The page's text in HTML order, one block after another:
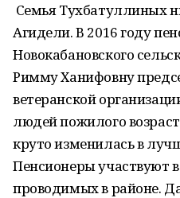
Семья Тухбатуллиных
Агидели. В 2016 году
Новокабановского
Римму Ханифовну
ветеранской
людей пожилого
круто изменилась в
Пенсионеры участвуют
проводимых в районе.